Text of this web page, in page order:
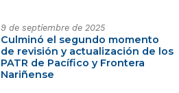
9 de septiembre de 2025
Culminó el segundo momento
de revisión y actualización de los
PATR de Pacífico y Frontera
Nariñense